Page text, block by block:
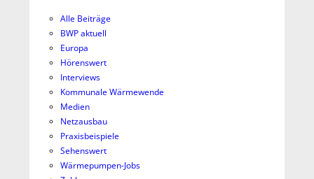
Alle Beiträge
BWP aktuell
Europa
Hörenswert
Interviews
Kommunale Wärmewende
Medien
Netzausbau
Praxisbeispiele
Sehenswert
Wärmepumpen-Jobs